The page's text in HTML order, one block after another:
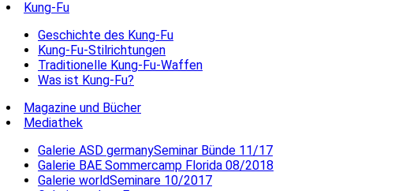
Kung-Fu
Geschichte des Kung-Fu
Kung-Fu-Stilrichtungen
Traditionelle Kung-Fu-Waffen
Was ist Kung-Fu?
Magazine und Bücher
Mediathek
Galerie ASD germanySeminar Bünde 11/17
Galerie BAE Sommercamp Florida 08/2018
Galerie worldSeminare 10/2017